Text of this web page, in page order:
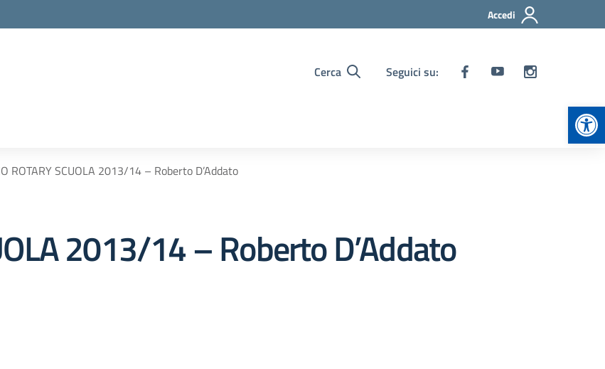
Accedi
Cerca Seguici su:
ROTARY SCUOLA 2013/14 – Roberto D’Addato
2013/14 – Roberto D’Addato